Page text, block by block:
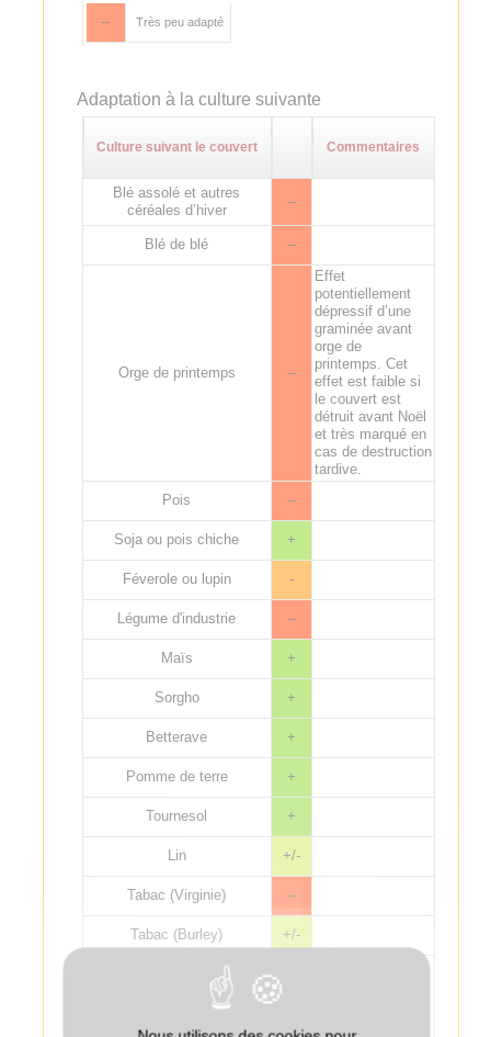
-- Très peu adapté
Adaptation à la culture suivante
Culture suivant le couvert Commentaires
Blé assolé et autres
céréales d’hiver
--
Blé de blé --
Orge de printemps --
Effet
potentiellement
dépressif d’une
graminée avant
orge de
printemps. Cet
effet est faible si
le couvert est
détruit avant Noël
et très marqué en
cas de destruction
tardive.
Pois
--
Soja ou pois chiche +
Féverole ou lupin -
Légume d'industrie --
Maïs +
Sorgho +
Betterave +
Pomme de terre +
Tournesol +
Lin +/-
Tabac (Virginie) --
Tabac (Burley) +/-